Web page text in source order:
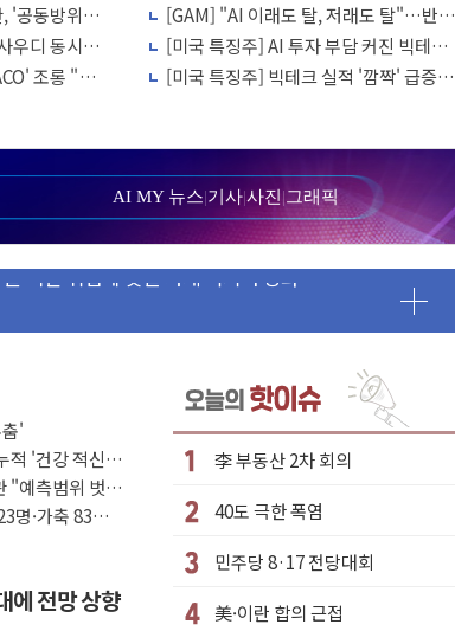
'공동방위
의 새 안보
우디 동시 공
중동 화약고
조롱 "쇼
[GAM] "AI 이래도 탈, 저래도 탈"…반도
체·빅테크 현기증 장세, 왜?
[미국 특징주] AI 투자 부담 커진 빅테
크…2.3조 달러 클라우드 수주가 버팀목
[미국 특징주] 빅테크 실적 '깜짝' 급증의
AI MY 뉴스|기사|사진 |그래픽
청래 격차 확대'
진
치
아지며 상승… STOXX 600 지수는 나흘 연속
·이란 위협에 맞설 자체 억지력 강화
톱'… 美 해상봉쇄 영향
주 '활짝'
스닥 선물 1%대 상승
기대 후퇴
양광주↑ VS 트레이드데스크·웬디스↓
까지 찾겠다"
'
적 '건강 적신
"예측범위 벗어
명·가축 83만
에 전망 상향
李 부동산 2차 회의
40도 극한 폭염
민주당 8·17 전당대회
美·이란 합의 근접